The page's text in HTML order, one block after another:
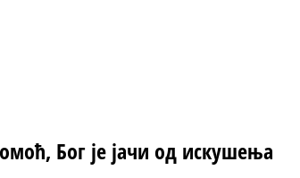
Бог је јачи од искушења